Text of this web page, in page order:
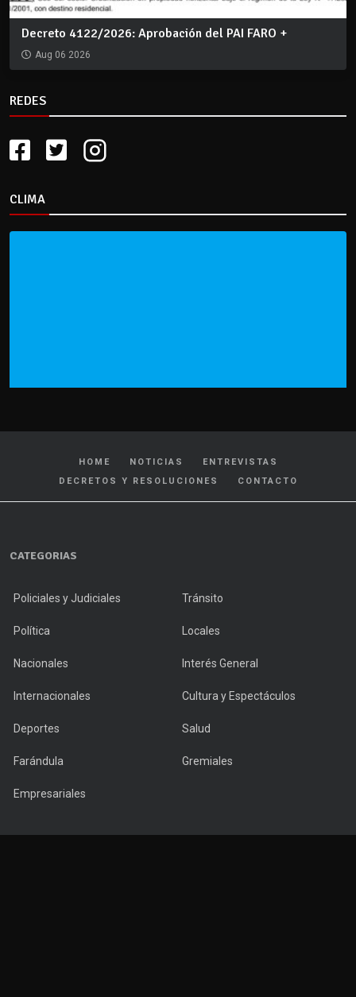
Decreto 4122/2026: Aprobación del PAI FARO +
Aug 06 2026
REDES
CLIMA
HOME NOTICIAS
ENTREVISTAS
DECRETOS Y RESOLUCIONES
CONTACTO
CATEGORIAS
Policiales y Judiciales Tránsito
Política Locales
Nacionales Interés General
Internacionales Cultura y Espectáculos
Deportes Salud
Farándula Gremiales
Empresariales